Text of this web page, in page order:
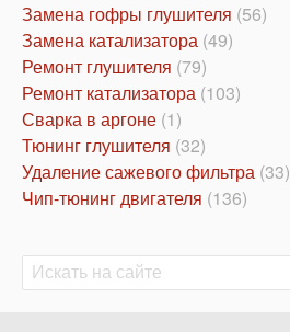
Замена гофры глушителя (56)
Замена катализатора (49)
Ремонт глушителя (79)
Ремонт катализатора (103)
Сварка в аргоне (1)
Тюнинг глушителя (32)
Удаление сажевого фильтра (33)
Чип-тюнинг двигателя (136)
Поиск
Поиск